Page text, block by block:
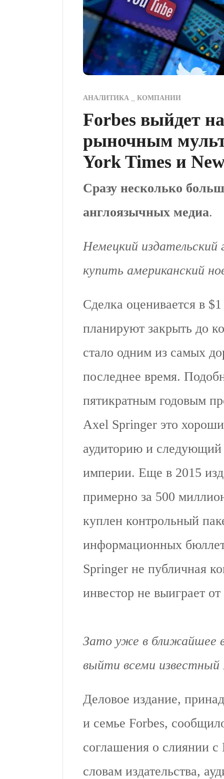
АНАЛИТИКА КОМПАНИИ
Forbes выйдет
рыночным
York Times и
Сразу несколько
англоязычных медиа.
Немецкий издательский
купить американский
Сделка оценивается в
планируют закрыть до
стало одним из самых
последнее время.
пятикратным годовым
Axel Springer это
аудиторию и следующий
империи. Еще в 2015
примерно за 500
куплен контрольный
информационных
Springer не публичная
инвестор не выиграет
Зато уже в ближайшее
выйти всеми известный
Деловое издание,
и семье Forbes,
соглашения о слиянии
словам издательства,